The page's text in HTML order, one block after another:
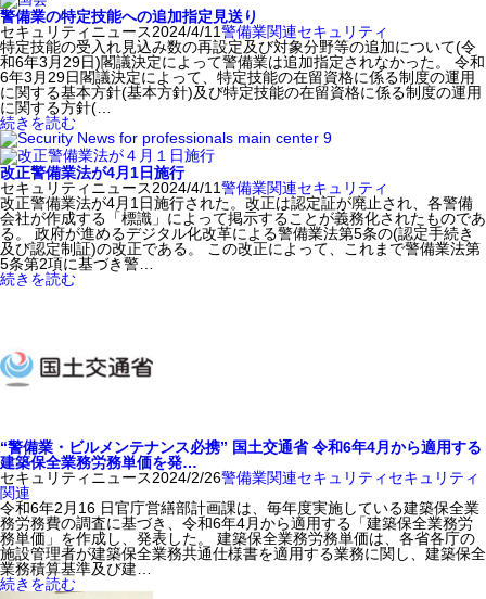
警備業の特定技能への追加指定見送り
セキュリティニュース2024/4/11警備業関連セキュリティ
特定技能の受入れ見込み数の再設定及び対象分野等の追加について(令
和6年3月29日)閣議決定によって警備業は追加指定されなかった。 令和
6年3月29日閣議決定によって、特定技能の在留資格に係る制度の運用
に関する基本方針(基本方針)及び特定技能の在留資格に係る制度の運用
に関する方針(…
続きを読む
改正警備業法が4月1日施行
セキュリティニュース2024/4/11警備業関連セキュリティ
改正警備業法が4月1日施行された。改正は認定証が廃止され、各警備
会社が作成する「標識」によって掲示することが義務化されたものであ
る。 政府が進めるデジタル化改革による警備業法第5条の(認定手続き
及び認定制証)の改正である。 この改正によって、これまで警備業法第
5条第2項に基づき警…
続きを読む
“警備業・ビルメンテナンス必携” 国土交通省 令和6年4月から適用する
建築保全業務労務単価を発…
セキュリティニュース2024/2/26警備業関連セキュリティ セキュリティ
関連
令和6年2月16 日官庁営繕部計画課は、毎年度実施している建築保全業
務労務費の調査に基づき、令和6年4月から適用する「建築保全業務労
務単価」を作成し、発表した。 建築保全業務労務単価は、各省各庁の
施設管理者が建築保全業務共通仕様書を適用する業務に関し、建築保全
業務積算基準及び建…
続きを読む